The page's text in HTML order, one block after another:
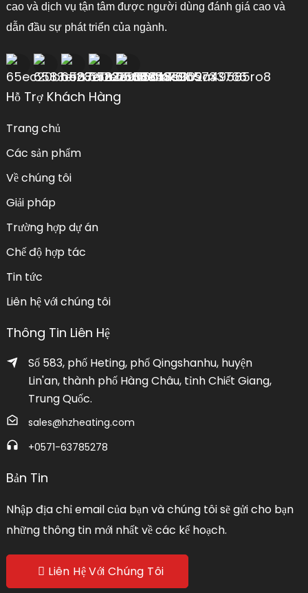
cao và dịch vụ tận tâm được người dùng đánh giá cao và
dẫn đầu sự phát triển của ngành.
Hỗ Trợ Khách Hàng
Trang chủ
Các sản phẩm
Về chúng tôi
Giải pháp
Trường hợp dự án
Chế độ hợp tác
Tin tức
Liên hệ với chúng tôi
Thông Tin Liên Hệ
Số 583, phố Heting, phố Qingshanhu, huyện
Lin'an, thành phố Hàng Châu, tỉnh Chiết Giang,
Trung Quốc.
sales@hzheating.com
+0571-63785278
Bản Tin
Nhập địa chỉ email của bạn và chúng tôi sẽ gửi cho bạn
những thông tin mới nhất về các kế hoạch.
Liên Hệ Với Chúng Tôi